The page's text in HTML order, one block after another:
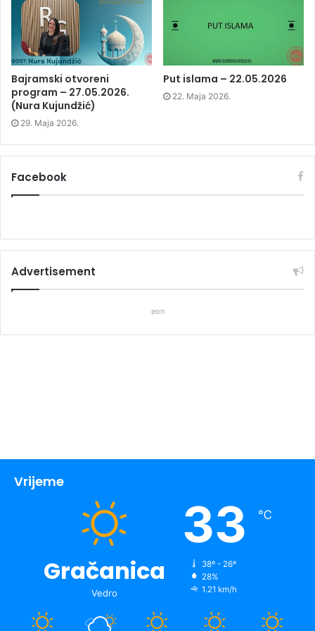
i
n
d
o
w
)
n
d
o
w
)
i
o
w
)
Bajramski otvoreni
program – 27.05.2026.
(Nura Kujundžić)
29. Maja 2026.
Put islama – 22.05.2026
22. Maja 2026.
Facebook
Advertisement
eon
Vrijeme
Gračanica
Vedro
33 ℃
38º - 26º
28%
1.21 km/h